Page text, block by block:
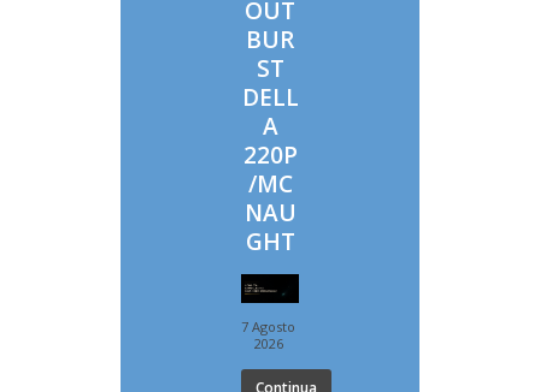
OUT
BUR
ST
DELL
A
220P
/MC
NAU
GHT
7 Agosto
2026
Continua